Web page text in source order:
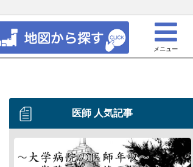
メニュー
医師 人気記事